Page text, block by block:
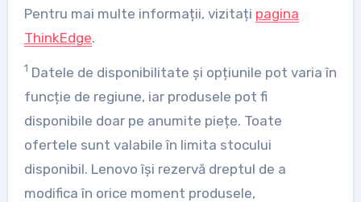
Pentru mai multe informații, vizitați pagina
ThinkEdge.
1 Datele de disponibilitate și opțiunile pot varia în
funcție de regiune, iar produsele pot fi
disponibile doar pe anumite piețe. Toate
ofertele sunt valabile în limita stocului
disponibil. Lenovo își rezervă dreptul de a
modifica în orice moment produsele,